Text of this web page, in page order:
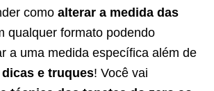
como alterar a medida das
qualquer formato podendo
a uma medida específica além de
e truques! Você vai